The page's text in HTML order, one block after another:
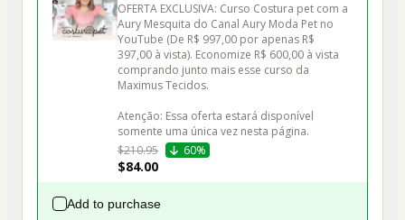
OFERTA EXCLUSIVA: Curso Costura pet com a
Aury Mesquita do Canal Aury Moda Pet no
YouTube (De R$ 997,00 por apenas R$
397,00 à vista). Economize R$ 600,00 à vista
comprando junto mais esse curso da
Maximus Tecidos.
Atenção: Essa oferta estará disponível
somente uma única vez nesta página.
$210.95
60%
$84.00
Add to purchase